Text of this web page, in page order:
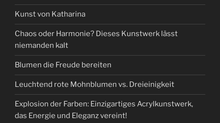
Kunst von Katharina
Chaos oder Harmonie? Dieses Kunstwerk lässt
niemanden kalt
Blumen die Freude bereiten
Leuchtend rote Mohnblumen vs. Dreieinigkeit
Explosion der Farben: Einzigartiges Acrylkunstwerk,
das Energie und Eleganz vereint!